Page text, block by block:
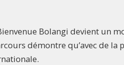
Bolangi devient un
démontre qu’avec de